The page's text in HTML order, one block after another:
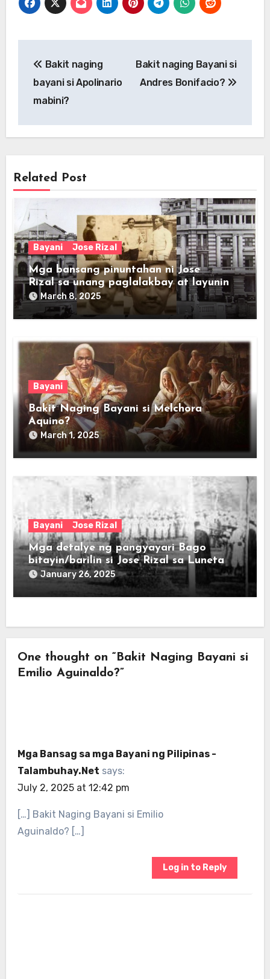
navigation
Bakit naging
bayani si Apolinario
mabini?
Bakit naging Bayani si
Andres Bonifacio?
Related Post
Bayani Jose Rizal
Mga bansang pinuntahan ni Jose
Rizal sa unang paglalakbay at layunin
March 8, 2025
Bayani
Bakit Naging Bayani si Melchora
Aquino?
March 1, 2025
Bayani Jose Rizal
Mga detalye ng pangyayari Bago
bitayin/barilin si Jose Rizal sa Luneta
January 26, 2025
One thought on “Bakit Naging Bayani si
Emilio Aguinaldo?”
Mga Bansag sa mga Bayani ng Pilipinas -
Talambuhay.Net says:
July 2, 2025 at 12:42 pm
[…] Bakit Naging Bayani si Emilio
Aguinaldo? […]
Log in to Reply